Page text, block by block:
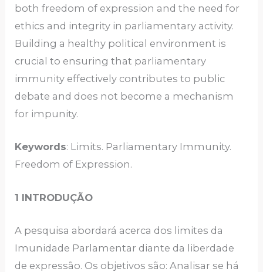
both freedom of expression and the need for
ethics and integrity in parliamentary activity.
Building a healthy political environment is
crucial to ensuring that parliamentary
immunity effectively contributes to public
debate and does not become a mechanism
for impunity.
Keywords: Limits. Parliamentary Immunity.
Freedom of Expression.
1 INTRODUÇÃO
A pesquisa abordará acerca dos limites da
Imunidade Parlamentar diante da liberdade
de expressão. Os objetivos são: Analisar se há